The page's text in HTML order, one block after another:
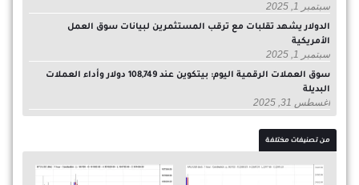
سبتمبر 1, 2025
الدولار يشهد تقلبات مع ترقب المستثمرين لبيانات سوق العمل
الأمريكية
سبتمبر 1, 2025
سوق العملات الرقمية اليوم: بيتكوين عند 108,749 دولار وأداء العملات
البديلة
أغسطس 31, 2025
من تصنيفات مختلفة